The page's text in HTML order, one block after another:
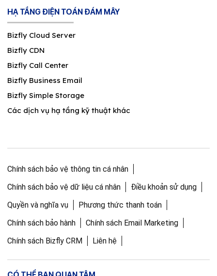
HẠ TẦNG ĐIỆN TOÁN ĐÁM MÂY
Bizfly Cloud Server
Bizfly CDN
Bizfly Call Center
Bizfly Business Email
Bizfly Simple Storage
Các dịch vụ hạ tầng kỹ thuật khác
Chính sách bảo vệ thông tin cá nhân
Chính sách bảo vệ dữ liệu cá nhân
Điều khoản sử dụng
Quyền và nghĩa vụ
Phương thức thanh toán
Chính sách bảo hành
Chính sách Email Marketing
Chính sách Bizfly CRM
Liên hệ